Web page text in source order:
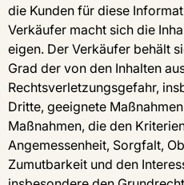
die Kunden für diese
Verkäufer macht sich die
eigen. Der Verkäufer behält
Grad der von den Inhalten
Rechtsverletzungsgefahr,
Dritte, geeignete
Maßnahmen, die den
Angemessenheit, Sorgfalt,
Zumutbarkeit und den